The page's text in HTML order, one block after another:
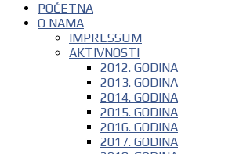
POČETNA
O NAMA
IMPRESSUM
AKTIVNOSTI
2012. GODINA
2013. GODINA
2014. GODINA
2015. GODINA
2016. GODINA
2017. GODINA